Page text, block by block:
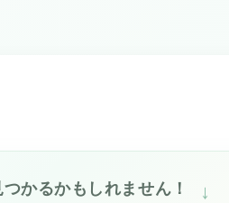
かるかもしれません！ ↓